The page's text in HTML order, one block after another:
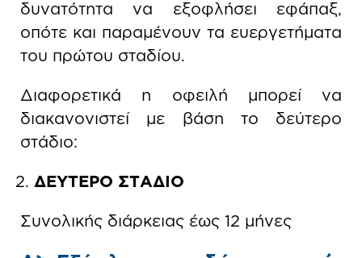
δυνατότητα να εξοφλήσει εφάπαξ,
οπότε και παραμένουν τα ευεργετήματα
του πρώτου σταδίου.
Διαφορετικά η οφειλή μπορεί να
διακανονιστεί με βάση το δεύτερο
στάδιο:
ΔΕΥΤΕΡΟ ΣΤΑΔΙΟ
Συνολικής διάρκειας έως 12 μήνες